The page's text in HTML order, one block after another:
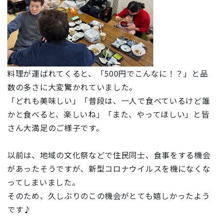
料理が運ばれてくると、「500円でこんなに！？」と品
数の多さに大変驚かれていました。
「どれも美味しい」「普段は、一人で食べているけど誰
かと食べると、楽しいね」「また、やってほしい」と皆
さん大満足のご様子です。
以前は、地域の文化祭などで住民同士、食事をする機会
があったそうですが、新型コロナウイルスを機になくな
ってしまいました。
そのため、久しぶりのこの機会がとても嬉しかったよう
です♪